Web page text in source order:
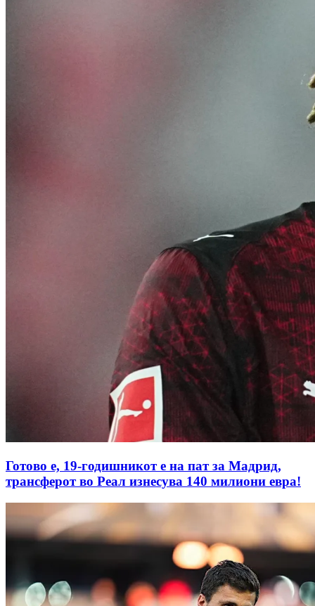
Готово е, 19-годишникот е на пат за Мадрид,
трансферот во Реал изнесува 140 милиони евра!